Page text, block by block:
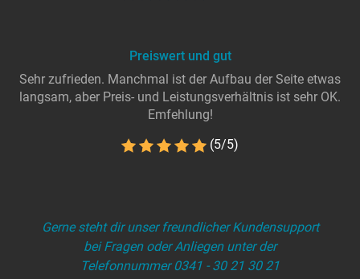
Preiswert und gut
Sehr zufrieden. Manchmal ist der Aufbau der Seite etwas
langsam, aber Preis- und Leistungsverhältnis ist sehr OK.
Emfehlung!
(5/5)
Gerne steht dir unser freundlicher Kundensupport
bei Fragen oder Anliegen unter der
Telefonnummer 0341 - 30 21 30 21